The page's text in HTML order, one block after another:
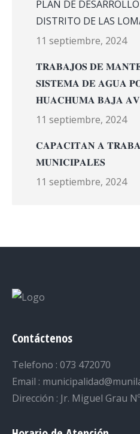
PLAN DE
DISTRITO DE LAS
11 septiembre, 2024
𝐓𝐑𝐀𝐁𝐀𝐉𝐎𝐒 𝐃𝐄
𝐒𝐈𝐒𝐓𝐄𝐌𝐀 𝐃𝐄 𝐀𝐆𝐔𝐀
𝐇𝐔𝐀𝐂𝐇𝐔𝐌𝐀 𝐁𝐀𝐉𝐀
11 septiembre, 2024
𝐂𝐀𝐏𝐀𝐂𝐈𝐓𝐀𝐍 𝐀
𝐌𝐔𝐍𝐈𝐂𝐈𝐏𝐀𝐋𝐄𝐒
11 septiembre, 2024
Contáctenos
Telefono : 073 472070
Email :
Dirección : Jr. Miguel Grau